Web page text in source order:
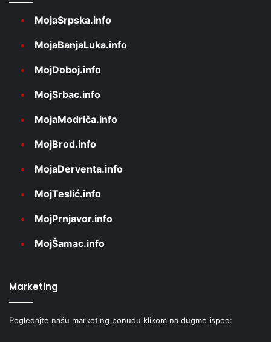
MojaSrpska.info
MojaBanjaLuka.info
MojDoboj.info
MojSrbac.info
MojaModriča.info
MojBrod.info
MojaDerventa.info
MojTeslić.info
MojPrnjavor.info
MojŠamac.info
Marketing
Pogledajte našu marketing ponudu klikom na dugme ispod: